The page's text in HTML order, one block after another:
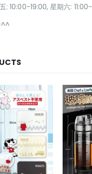
: 10:00-19:00, 星期六:
^^